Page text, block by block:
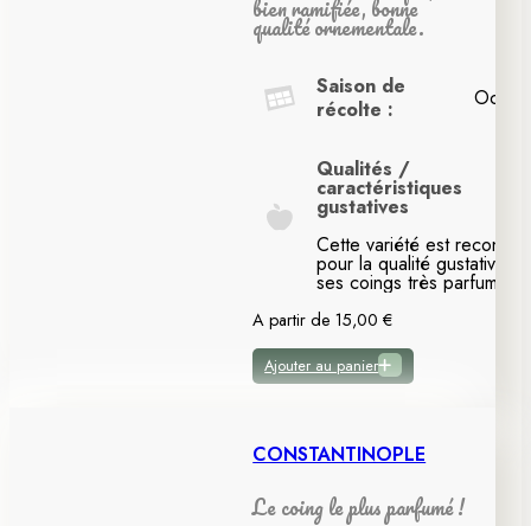
bien ramifiée, bonne
qualité ornementale.
Saison de
récolte :
Qualités /
caractéristiques
gustatives
Cette variété est reconnue
pour la qualité gustative
ses coings très parfumés.
A partir de15,00€
Ajouter au panier
CONSTANTINOPLE
Le coing le plus parfumé !